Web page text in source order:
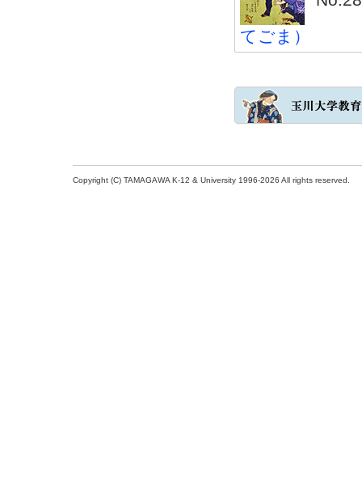
てごま）
Copyright (C) TAMAGAWA K-12 & University 1996-2026 All rights reserved.